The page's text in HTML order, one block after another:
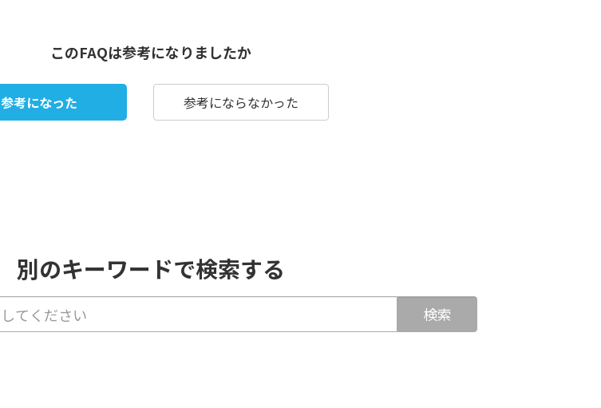
このFAQは参考になりましたか
参考になった 参考にならなかった
別のキーワードで検索する